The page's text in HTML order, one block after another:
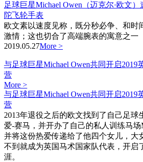
足球巨星Michael Owen（迈克尔·欧文
陀飞轮手表
欧文素以速度见称，既分秒必争、和时
激情；这也切合了高端腕表的寓意之一
2019.05.27More >
与足球巨星Michael Owen共同开启2019
营
More >
与足球巨星Michael Owen共同开启2019
营
2013年退役之后的欧文找到了自己足球
爱-赛马，并开办了自己的私人训练马场
并将这份热爱传递给了他四个女儿，大
不到就成为英国马术国家队代表，开启
涯。